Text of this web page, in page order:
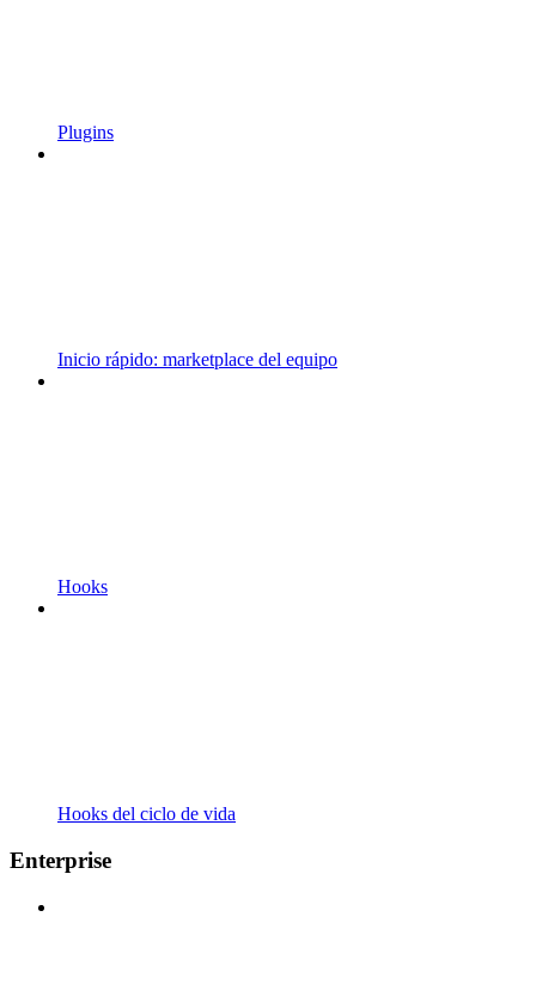
Plugins
Inicio rápido: marketplace del equipo
Hooks
Hooks del ciclo de vida
Enterprise